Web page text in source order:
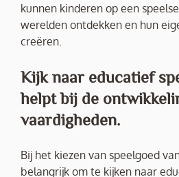
kunnen kinderen op een
werelden ontdekken en hun
creëren.
Kijk naar educatief
helpt bij de
vaardigheden.
Bij het kiezen van speelgoed
belangrijk om te kijken naar